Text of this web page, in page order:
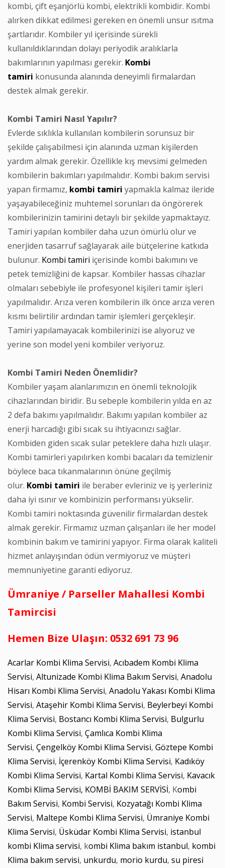
kombi, çift eşanjörlü kombi, elektrikli kombidir. Kombi
alırken dikkat edilmesi gereken en önemli unsur ısıtma
şartlarıdır. Kombiler yıl içerisinde sürekli
kullanıldıklarından dolayı periyodik aralıklarla
bakımlarının yapılması gerekir. Kombi
tamiri konusunda alanında deneyimli firmalardan
destek almak gerekir.
Kombi Tamiri Nasıl Yapılır?
Evlerde sıklıkla kullanılan kombilerin sorunsuz bir
şekilde çalışabilmesi için alanında uzman kişilerden
yardım almak gerekir. Özellikle kış mevsimi gelmeden
kombilerin bakımları yapılmalıdır. Kombi bakım servisi
yapan firmamız, kombi tamiri yapmakla kalmaz ileride
yaşayabileceğiniz muhtemel sorunları da öngörerek
kombilerinizin tamirini detaylı bir şekilde yapmaktayız.
Tamiri yapılan kombiler daha uzun ömürlü olur ve
enerjiden tasarruf sağlayarak aile bütçelerine katkıda
bulunur. Kombi tamiri içerisinde kombi bakımını ve
petek temizliğini de kapsar. Kombiler hassas cihazlar
olmaları sebebiyle ile profesyonel kişileri tamir işleri
yapılmalıdır. Arıza veren kombilerin ilk önce arıza veren
kısmı belirtilir ardından tamir işlemleri gerçekleşir.
Tamiri yapılamayacak kombilerinizi ise alıyoruz ve
yerine son model yeni kombiler veriyoruz.
Kombi Tamiri Neden Önemlidir?
Kombiler yaşam alanlarımızın en önemli teknolojik
cihazlarından biridir. Bu sebeple kombilerin yılda en az
2 defa bakımı yapılmalıdır. Bakımı yapılan kombiler az
enerji harcadığı gibi sıcak su ihtiyacınızı sağlar.
Kombiden giden sıcak sular peteklere daha hızlı ulaşır.
Kombi tamirleri yapılırken kombi bacaları da temizlenir
böylece baca tıkanmalarının önüne geçilmiş
olur. Kombi tamiri ile beraber evleriniz ve iş yerleriniz
daha iyi ısınır ve kombinizin performansı yükselir.
Kombi tamiri noktasında güvenilir firmalardan destek
almak gerekir. Firmamız uzman çalışanları ile her model
kombinin bakım ve tamirini yapıyor. Firma olarak kaliteli
hizmet anlayışından ödün vermiyoruz ve müşteri
memnuniyetine garanti ediyoruz.
Ümraniye / Parseller Mahallesi Kombi
Tamircisi
Hemen Bize Ulaşın: 0532 691 73 96
Acarlar Kombi Klima Servisi, Acıbadem Kombi Klima
Servisi, Altunizade Kombi Klima Bakım Servisi, Anadolu
Hisarı Kombi Klima Servisi, Anadolu Yakası Kombi Klima
Servisi, Ataşehir Kombi Klima Servisi, Beylerbeyi Kombi
Klima Servisi, Bostancı Kombi Klima Servisi, Bulgurlu
Kombi Klima Servisi, Çamlıca Kombi Klima
Servisi, Çengelköy Kombi Klima Servisi, Göztepe Kombi
Klima Servisi, İçerenköy Kombi Klima Servisi, Kadıköy
Kombi Klima Servisi, Kartal Kombi Klima Servisi, Kavacık
Kombi Klima Servisi, KOMBİ BAKIM SERVİSİ, Kombi
Bakım Servisi, Kombi Servisi, Kozyatağı Kombi Klima
Servisi, Maltepe Kombi Klima Servisi, Ümraniye Kombi
Klima Servisi, Üsküdar Kombi Klima Servisi, istanbul
kombi Klima servisi, kombi Klima bakım istanbul, kombi
Klima bakım servisi, unkurdu, morio kurdu, su piresi